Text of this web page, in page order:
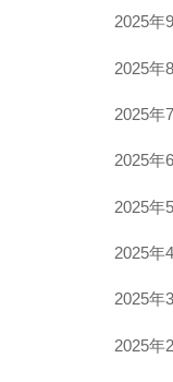
2025年
2025年
2025年
2025年
2025年
2025年
2025年
2025年